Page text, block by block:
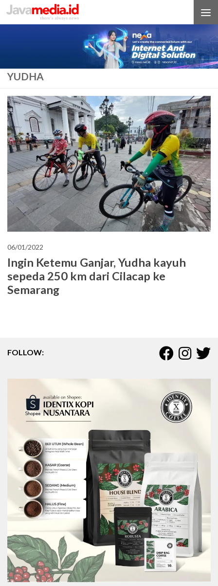
Skip to content
YUDHA
06/01/2022
Ingin Ketemu Ganjar, Yudha kayuh
sepeda 250 km dari Cilacap ke
Semarang
FOLLOW: